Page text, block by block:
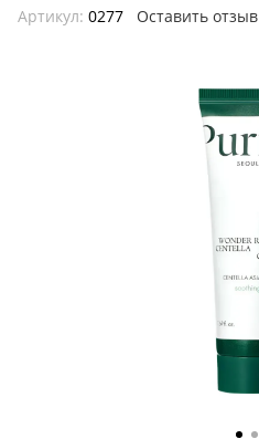
Артикул: 0277 Оставить отзыв